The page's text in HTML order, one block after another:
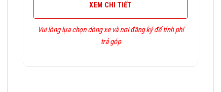
XEM CHI TIẾT
Vui lòng lựa chọn dòng xe và nơi đăng ký để tính phí
trả góp